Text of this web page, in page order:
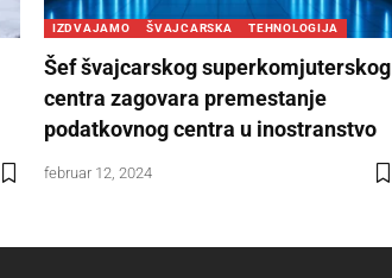
IZDVAJAMO ŠVAJCARSKA TEHNOLOGIJA
Šef švajcarskog superkomjuterskog
centra zagovara premestanje
podatkovnog centra u inostranstvo
februar 12, 2024